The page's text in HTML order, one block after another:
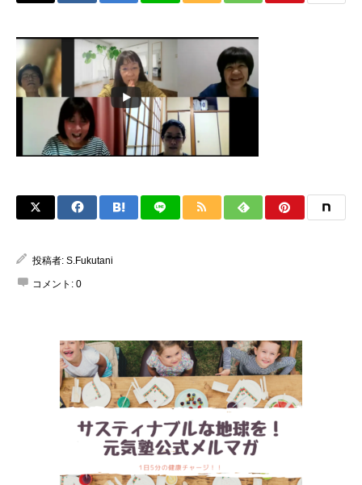
投稿者: S.Fukutani
コメント: 0